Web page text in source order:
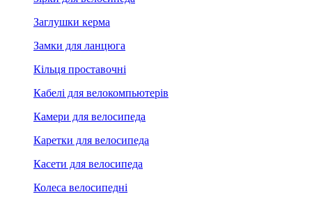
Заглушки керма
Замки для ланцюга
Кільця проставочні
Кабелі для велокомпьютерів
Камери для велосипеда
Каретки для велосипеда
Касети для велосипеда
Колеса велосипедні